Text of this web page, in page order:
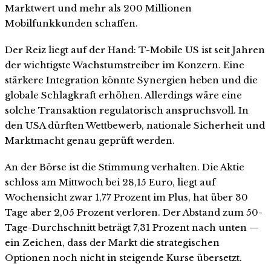
Marktwert und mehr als 200 Millionen
Mobilfunkkunden schaffen.
Der Reiz liegt auf der Hand: T-Mobile US ist seit Jahren
der wichtigste Wachstumstreiber im Konzern. Eine
stärkere Integration könnte Synergien heben und die
globale Schlagkraft erhöhen. Allerdings wäre eine
solche Transaktion regulatorisch anspruchsvoll. In
den USA dürften Wettbewerb, nationale Sicherheit und
Marktmacht genau geprüft werden.
An der Börse ist die Stimmung verhalten. Die Aktie
schloss am Mittwoch bei 28,15 Euro, liegt auf
Wochensicht zwar 1,77 Prozent im Plus, hat über 30
Tage aber 2,05 Prozent verloren. Der Abstand zum 50-
Tage-Durchschnitt beträgt 7,31 Prozent nach unten —
ein Zeichen, dass der Markt die strategischen
Optionen noch nicht in steigende Kurse übersetzt.